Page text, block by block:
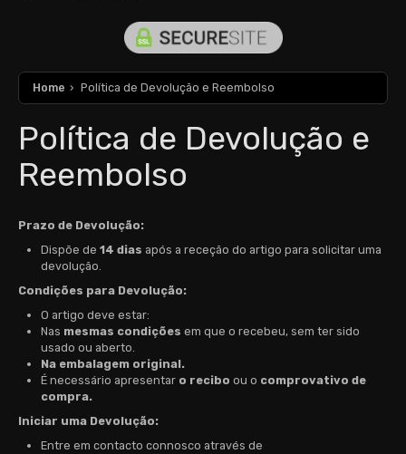
Home › Política de Devolução e Reembolso
Política de Devolução e
Reembolso
Prazo de Devolução:
Dispõe de 14 dias após a receção do artigo para solicitar uma
devolução.
Condições para Devolução:
O artigo deve estar:
Nas mesmas condições em que o recebeu, sem ter sido
usado ou aberto.
Na embalagem original.
É necessário apresentar o recibo ou o comprovativo de
compra.
Iniciar uma Devolução:
Entre em contacto connosco através de